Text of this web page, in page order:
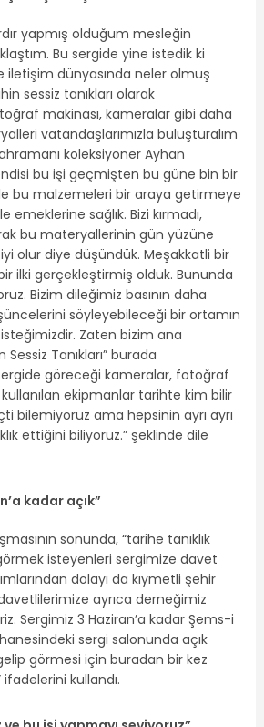
yapmış olduğum mesleğin
Bu sergide yine istedik ki
dünyasında neler olmuş
sessiz tanıkları olarak
makinası, kameralar gibi daha
vatandaşlarımızla buluşturalım
koleksiyoner Ayhan
bu işi geçmişten bu güne bin bir
bu malzemeleri bir araya getirmeye
emeklerine sağlık. Bizi kırmadı,
bu materyallerinin gün yüzüne
iyi olur diye düşündük. Meşakkatli bir
ilki gerçekleştirmiş olduk. Bununda
Bizim dileğimiz basının daha
söyleyebileceği bir ortamın
Zaten bizim ana
Tanıkları” burada
göreceği kameralar, fotoğraf
ekipmanlar tarihte kim bilir
bilemiyoruz ama hepsinin ayrı ayrı
ettiğini biliyoruz.” şeklinde dile
kadar açık”
sonunda, “tarihe tanıklık
isteyenleri sergimize davet
dolayı da kıymetli şehir
ayrıca derneğimiz
Sergimiz 3 Haziran’a kadar Şems-i
sergi salonunda açık
görmesi için buradan bir kez
kullandı.